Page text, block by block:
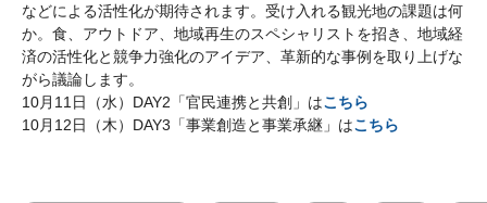
などによる活性化が期待されます。受け入れる観光地の課題は何
か。食、アウトドア、地域再生のスペシャリストを招き、地域経
済の活性化と競争力強化のアイデア、革新的な事例を取り上げな
がら議論します。
10月11日（水）DAY2「官民連携と共創」はこちら
10月12日（木）DAY3「事業創造と事業承継」はこちら